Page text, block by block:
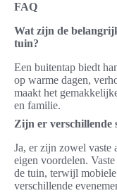
FAQ
Wat zijn de
tuin?
Een buitentap biedt
op warme dagen,
maakt het
en familie.
Zijn er verschillende
Ja, er zijn zowel vaste
eigen voordelen.
de tuin, terwijl
verschillende